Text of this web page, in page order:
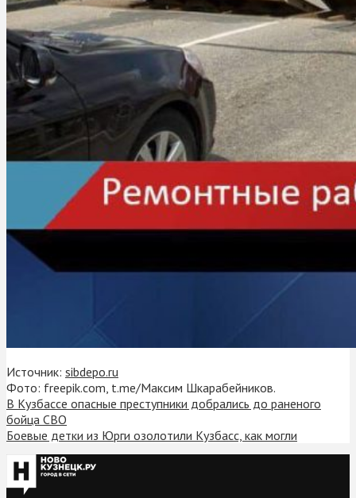
Источник: sibdepo.ru
Фото: freepik.com, t.me/Максим Шкарабейников.
В Кузбассе опасные преступники добрались до раненого
бойца СВО
Боевые детки из Юрги озолотили Кузбасс, как могли